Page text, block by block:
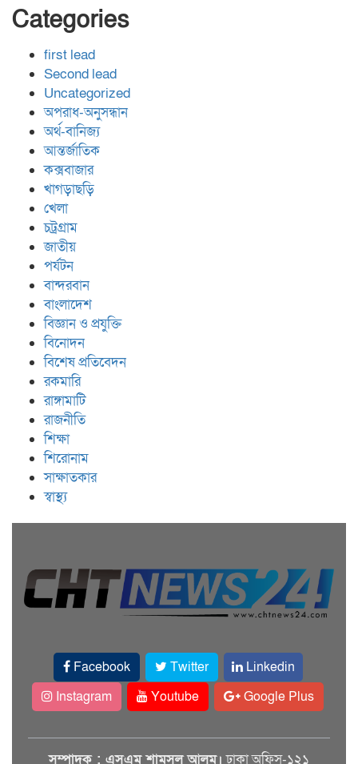
Categories
first lead
Second lead
Uncategorized
অপরাধ-অনুসন্ধান
অর্থ-বানিজ্য
আন্তর্জাতিক
কক্সবাজার
খাগড়াছড়ি
খেলা
চট্রগ্রাম
জাতীয়
পর্যটন
বান্দরবান
বাংলাদেশ
বিজ্ঞান ও প্রযুক্তি
বিনোদন
বিশেষ প্রতিবেদন
রকমারি
রাঙ্গামাটি
রাজনীতি
শিক্ষা
শিরোনাম
সাক্ষাতকার
স্বাস্থ্য
Facebook Twitter
Linkedin
Instagram
Youtube Google Plus
সম্পাদক : এসএম শামসুল আলম। ঢাকা অফিস-১২১